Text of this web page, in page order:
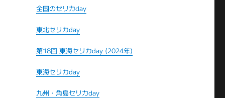
全国のセリカday
東北セリカday
第18回 東海セリカday (2024年)
東海セリカday
九州・角島セリカday